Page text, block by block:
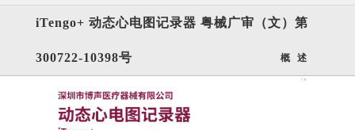
iTengo+ 动态心电图记录器 粤械广审（文）第
300722-10398号 概 述